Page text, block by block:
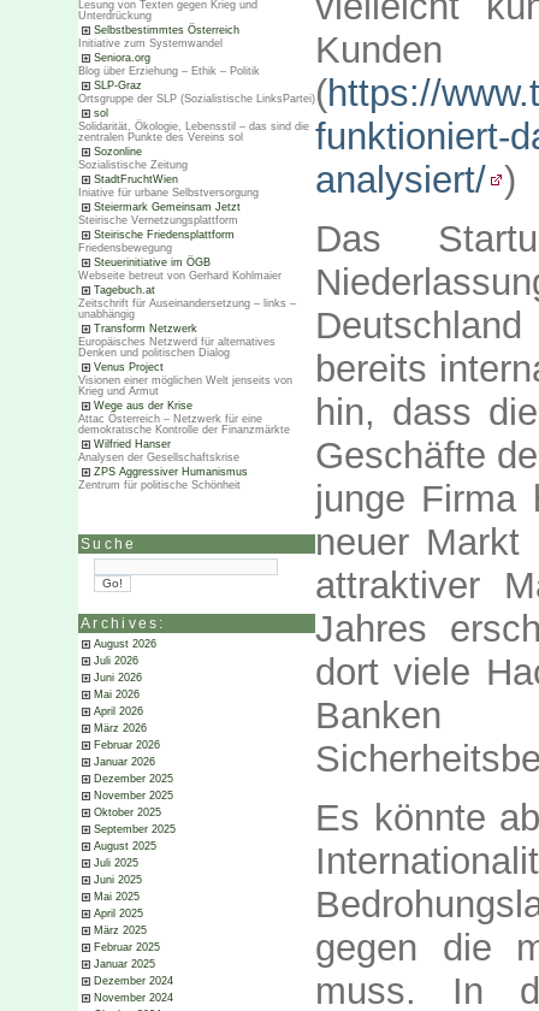
Lesung von Texten gegen Krieg und
Unterdrückung
Selbstbestimmtes Österreich
Initiative zum Systemwandel
Seniora.org
Blog über Erziehung – Ethik – Politik
SLP-Graz
Ortsgruppe der SLP (Sozialistische LinksPartei)
sol
Solidarität, Ökologie, Lebensstil – das sind die
zentralen Punkte des Vereins sol
Sozonline
Sozialistische Zeitung
StadtFruchtWien
Iniative für urbane Selbstversorgung
Steiermark Gemeinsam Jetzt
Steirische Vernetzungsplattform
Steirische Friedensplattform
Friedensbewegung
Steuerinitiative im ÖGB
Webseite betreut von Gerhard Kohlmaier
Tagebuch.at
Zeitschrift für Auseinandersetzung – links –
unabhängig
Transform Netzwerk
Europäisches Netzwerd für alternatives
Denken und politischen Dialog
Venus Project
Visionen einer möglichen Welt jenseits von
Krieg und Armut
Wege aus der Krise
Attac Österreich – Netzwerk für eine
demokratische Kontrolle der Finanzmärkte
Wilfried Hanser
Analysen der Gesellschaftskrise
ZPS Aggressiver Humanismus
Zentrum für politische Schönheit
Suche
Archives:
August 2026
Juli 2026
Juni 2026
Mai 2026
April 2026
März 2026
Februar 2026
Januar 2026
Dezember 2025
November 2025
Oktober 2025
September 2025
August 2025
Juli 2025
Juni 2025
Mai 2025
April 2025
März 2025
Februar 2025
Januar 2025
Dezember 2024
November 2024
(https://
funktioniert-
analysiert/ )
Das
bereits
hin, dass
Geschäfte
junge Firma
neuer Markt
attraktiver
Jahres
dort viele
Es könnte
gegen die
muss. In